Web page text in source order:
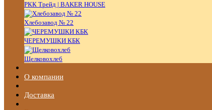
РКК Трейд | BAKER HOUSE
Хлебозавод № 22
ЧЕРЕМУШКИ КБК
Щелковохлеб
О компании
Доставка